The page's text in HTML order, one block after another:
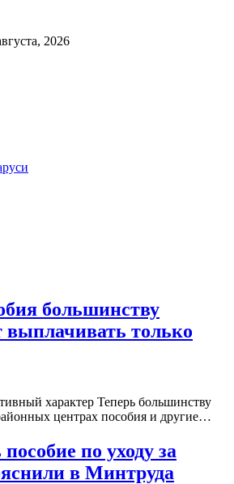
2026
большинству
выплачивать только
характер Теперь большинству
центрах пособия и другие…
по уходу за
в Минтруда